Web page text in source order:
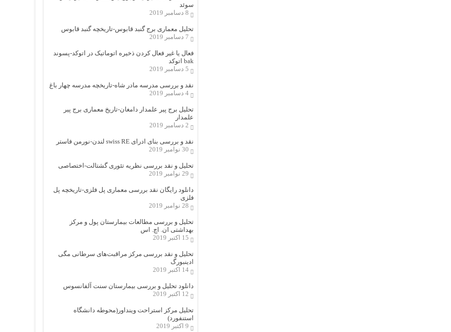
سوئد
8 دسامبر 2019
تحلیل معماری برج گنبد قابوس-تاریخچه گنبد قابوس
7 دسامبر 2019
فعال یا غیر فعال کردن ذخیره اتوماتیک در اتوکد-پسوند
bak اتوکد
5 دسامبر 2019
نقد و بررسی مدرسه مادر شاه-تاریخچه مدرسه چهار باغ
4 دسامبر 2019
تحلیل برج پیر علمدار دامغان-تاریخ معماری برج پیر
علمدار
2 دسامبر 2019
نقد و بررسی بنای ادرای swiss RE لندن-نورمن فاستر
30 نوامبر 2019
تحلیل و نقد بررسی نظریه تئوری گشتالت-اختصاصی
29 نوامبر 2019
دانلود رایگان نقد بررسی معماری پل فلزی-تاریخچه پل
فلزی
28 نوامبر 2019
تحلیل و بررسی مطالعات بیمارستان پول و مرکز
بهداشتی ان. اچ. اس
15 اکتبر 2019
تحلیل و نقد بررسی مرکز مراقبت‌های سرطانی مگی
ادینبورگ
14 اکتبر 2019
دانلود تحلیل و بررسی بیمارستان سنت آلفانسوس
12 اکتبر 2019
تحلیل مرکز استراحت وینداور(محوطه دانشگاه
استنفورد)
9 اکتبر 2019